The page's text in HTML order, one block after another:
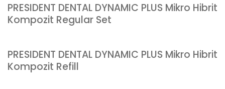
PRESIDENT DENTAL DYNAMIC PLUS Mikro Hibrit
Kompozit Regular Set
PRESIDENT DENTAL DYNAMIC PLUS Mikro Hibrit
Kompozit Refill